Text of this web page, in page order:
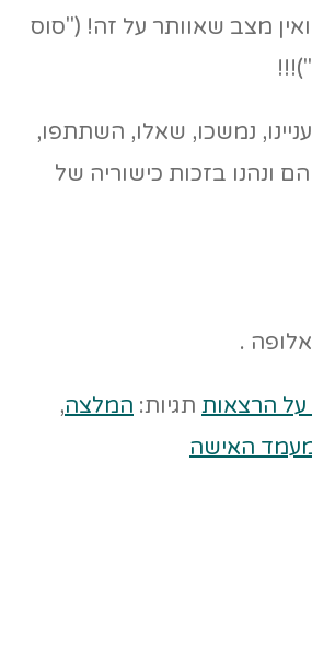
מצב שאוותר על זה! ("סוס
נמשכו, שאלו, השתתפו,
ונהנו בזכות כישוריה של
.
הרצאות תגיות: המלצה,
האישה